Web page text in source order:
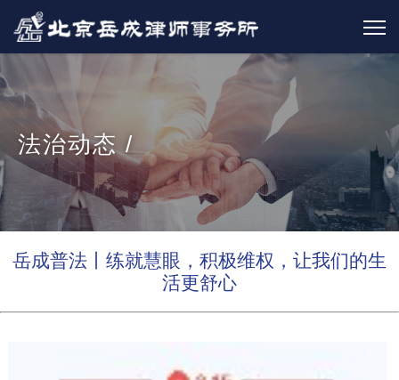
法治动态 /
岳成普法丨练就慧眼，积极维权，让我们的生
活更舒心